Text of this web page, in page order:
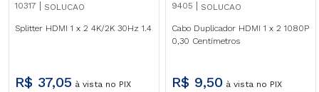
10317 SOLUCAO
Splitter HDMI 1 x 2 4K/2K 30Hz 1.4
R$ 37,05 à vista no PIX
9405 SOLUCAO
Cabo Duplicador HDMI 1 x 2 1080P
0,30 Centímetros
R$ 9,50 à vista no PIX